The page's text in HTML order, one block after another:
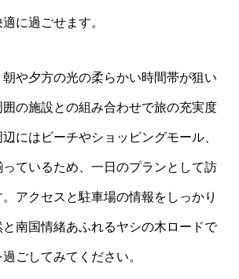
に過ごせます。
や夕方の光の柔らかい時間帯が狙い
囲の施設との組み合わせで旅の充実度
にはビーチやショッピングモール、
ているため、一日のプランとして訪
アクセスと駐車場の情報をしっかり
南国情緒あふれるヤシの木ロードで
ごしてみてください。